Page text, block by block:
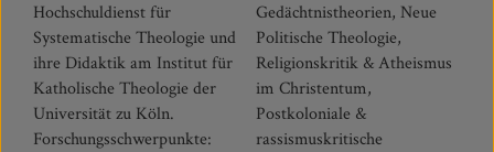
Hochschuldienst für
Systematische Theologie und
ihre Didaktik am Institut für
Katholische Theologie der
Universität zu Köln.
Forschungsschwerpunkte:
Gedächtnistheorien, Neue
Politische Theologie,
Religionskritik & Atheismus
im Christentum,
Postkoloniale &
rassismuskritische